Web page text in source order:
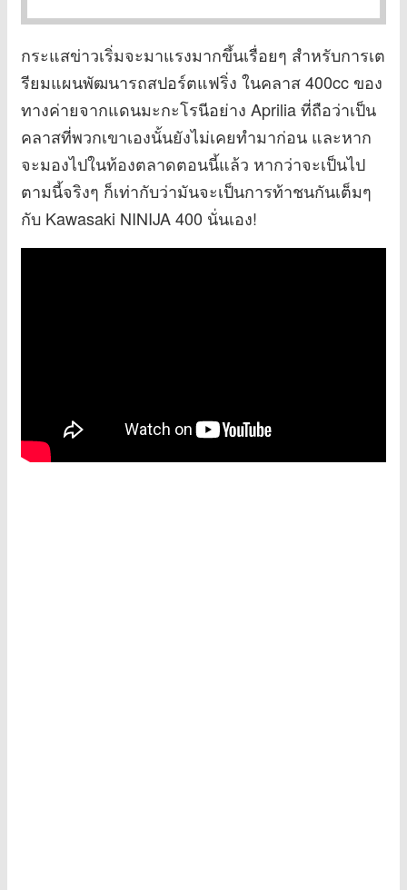
กระแสข่าวเริ่มจะมาแรงมากขึ้นเรื่อยๆ สำหรับการเต
รียมแผนพัฒนารถสปอร์ตแฟริ่ง ในคลาส 400cc ของ
ทางค่ายจากแดนมะกะโรนีอย่าง Aprilia ที่ถือว่าเป็น
คลาสที่พวกเขาเองนั้นยังไม่เคยทำมาก่อน และหาก
จะมองไปในท้องตลาดตอนนี้แล้ว หากว่าจะเป็นไป
ตามนี้จริงๆ ก็เท่ากับว่ามันจะเป็นการท้าชนกันเต็มๆ
กับ Kawasaki NINIJA 400 นั่นเอง!